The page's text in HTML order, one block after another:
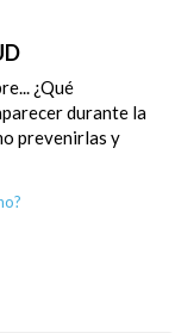
¿Qué
durante la
prevenirlas y